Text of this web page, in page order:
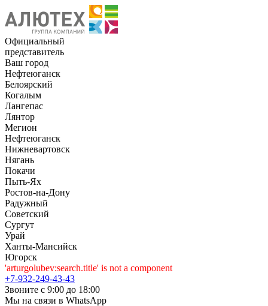
Официальный
представитель
Ваш город
Нефтеюганск
Белоярский
Когалым
Лангепас
Лянтор
Мегион
Нефтеюганск
Нижневартовск
Нягань
Покачи
Пыть-Ях
Рoстов-на-Дону
Радужный
Советский
Сургут
Урай
Ханты-Мансийск
Югорск
'arturgolubev:search.title' is not a component
+7-932-249-43-43
Звоните с 9:00 до 18:00
Мы на связи в WhatsApp